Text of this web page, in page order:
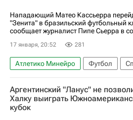
Нападающий Матео Кассьерра
"Зенита" в бразильский футбольный
сообщает журналист Пипе Сьерра в
17 января, 20:52 281
Атлетико Минейро Футбол
Россия
Кали Матео
Зенит
Монтеррей
РПЛ 2026-2027 (Чемпионат России
Аргентинский "Ланус" не
Халку выиграть
кубок